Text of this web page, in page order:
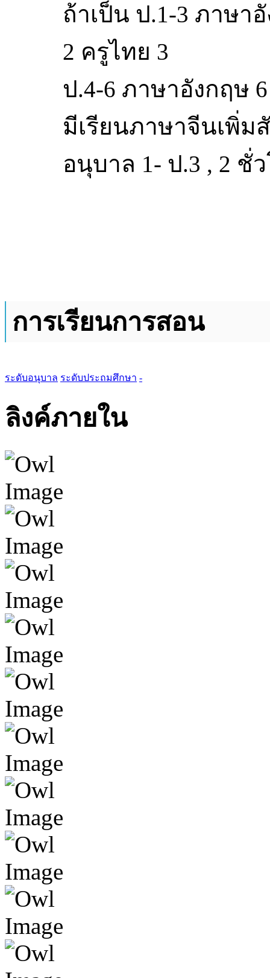
ถ้าเป็น ป.1-3 ภาษา
2 ครูไทย 3
ป.4-6 ภาษาอังกฤษ
มีเรียนภาษาจีนเพิ่ม
อนุบาล 1- ป.3 , 2 ชั่
การเรียนการสอน
ระดับอนุบาล ระดับประถมศึกษา -
ลิงค์ภายใน